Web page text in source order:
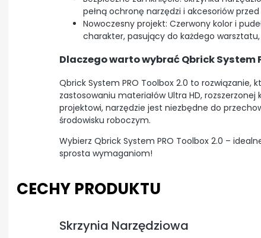
pełną ochronę narzędzi i akcesoriów
Nowoczesny projekt: Czerwony kolor i
charakter, pasujący do każdego
Dlaczego warto wybrać Qbrick System
Qbrick System PRO Toolbox 2.0 to rozwiązanie,
zastosowaniu materiałów Ultra HD,
projektowi, narzędzie jest niezbędne do
środowisku roboczym.
Wybierz Qbrick System PRO Toolbox 2.0 –
sprosta wymaganiom!
CECHY PRODUKTU
Skrzynia Narzędziowa